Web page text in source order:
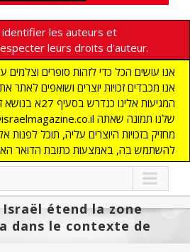
les auteurs et
leurs droits d'auteur.
אנו עושים הכל כדי לזהות סופרים וצלמים
אנו מכבדים זכויות יוצרים ושואפים לאתר
המגיעות אלינו
מחזיק בזכויות היוצרים עליה, תוכל לפנות
להשתמש בה, באמצעות כתובת הדואר
Israël étend la zone
dans le contexte de